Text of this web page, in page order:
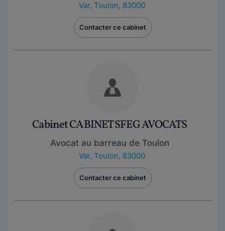
Var, Toulon, 83000
Contacter ce cabinet
Cabinet CABINET SFEG AVOCATS
Avocat au barreau de Toulon
Var, Toulon, 83000
Contacter ce cabinet